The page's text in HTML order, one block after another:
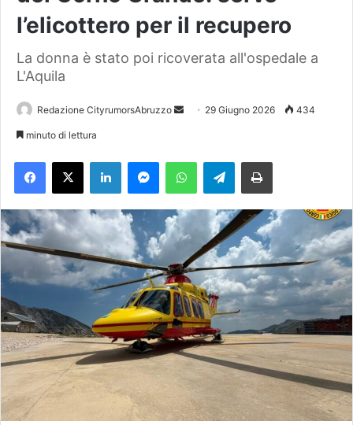
l’elicottero per il recupero
La donna è stato poi ricoverata all'ospedale a
L'Aquila
Redazione CityrumorsAbruzzo
a
'
e
m
a
i
l
29 Giugno 2026 434
minuto di lettura
Telegram